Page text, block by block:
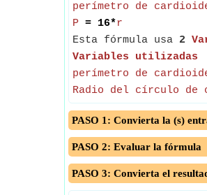
perímetro de
P = 16*r
Esta fórmula usa 2
Variables utilizadas
perímetro de
Radio del círculo de
PASO 1: Convierta la (s)
PASO 2: Evaluar la fórmula
PASO 3: Convierta el